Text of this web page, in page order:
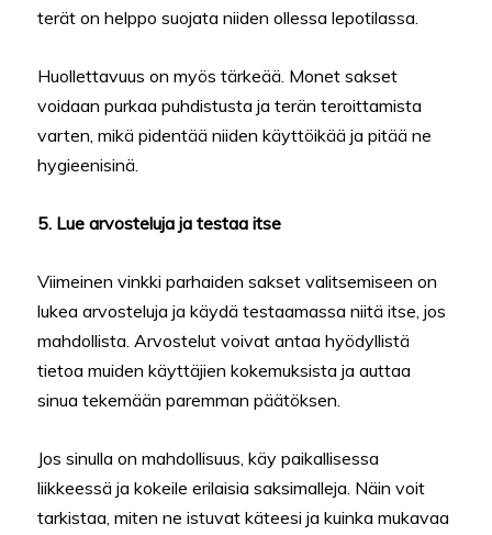
terät on helppo suojata niiden ollessa lepotilassa.
Huollettavuus on myös tärkeää. Monet sakset
voidaan purkaa puhdistusta ja terän teroittamista
varten, mikä pidentää niiden käyttöikää ja pitää ne
hygieenisinä.
5. Lue arvosteluja ja testaa itse
Viimeinen vinkki parhaiden sakset valitsemiseen on
lukea arvosteluja ja käydä testaamassa niitä itse, jos
mahdollista. Arvostelut voivat antaa hyödyllistä
tietoa muiden käyttäjien kokemuksista ja auttaa
sinua tekemään paremman päätöksen.
Jos sinulla on mahdollisuus, käy paikallisessa
liikkeessä ja kokeile erilaisia saksimalleja. Näin voit
tarkistaa, miten ne istuvat käteesi ja kuinka mukavaa